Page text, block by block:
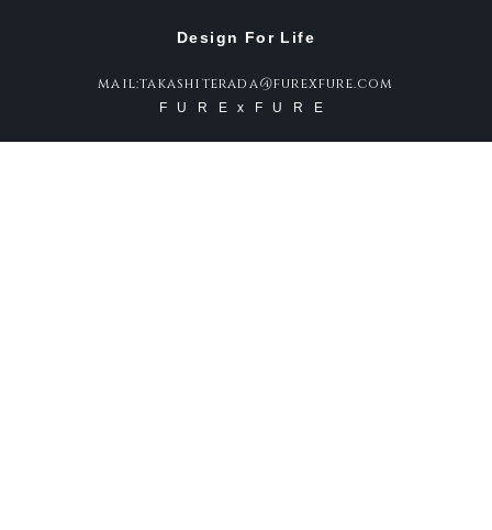
Design For Life
mail:takashiterada@furexfure.com
FURExFURE